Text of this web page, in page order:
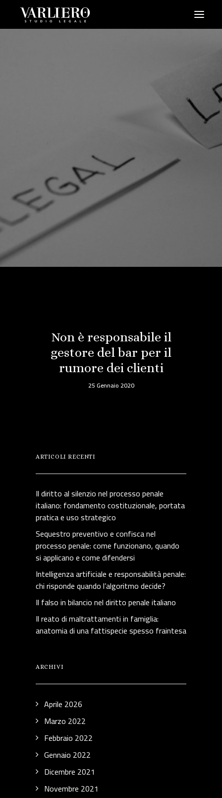
PRENDI UN APPUNTAMENTO
Non è responsabile il
gestore del bar per il
rumore dei clienti
25 Gennaio 2020
ARTICOLI RECENTI
Il diritto al silenzio nel processo penale
italiano: fondamento costituzionale, portata
pratica e uso strategico
Sequestro preventivo e confisca nel
processo penale: come funzionano, quando
si applicano e come difendersi
Intelligenza artificiale e responsabilità penale:
chi risponde quando l’algoritmo decide?
Il falso in bilancio nel diritto penale italiano
Il reato di maltrattamenti in famiglia:
anatomia di una fattispecie spesso fraintesa
ARCHIVI
Aprile 2026
Marzo 2022
Febbraio 2022
Gennaio 2022
Dicembre 2021
Novembre 2021